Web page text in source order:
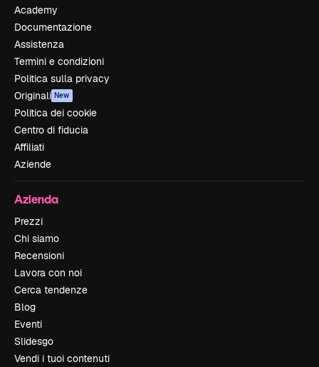
Academy
Documentazione
Assistenza
Termini e condizioni
Politica sulla privacy
Originali New
Politica dei cookie
Centro di fiducia
Affiliati
Aziende
Azienda
Prezzi
Chi siamo
Recensioni
Lavora con noi
Cerca tendenze
Blog
Eventi
Slidesgo
Vendi i tuoi contenuti